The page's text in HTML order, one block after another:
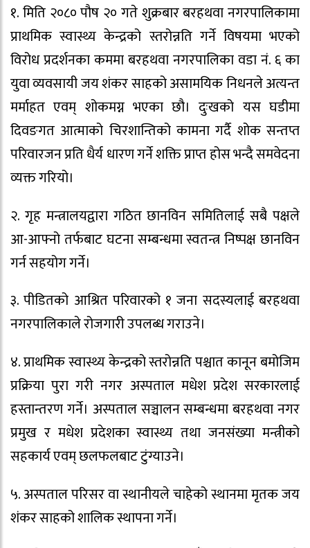
१. मिति २०८० पौष २० गते शुक्रबार बरहथवा नगरपालिकामा
प्राथमिक स्वास्थ्य केन्द्रको स्तरोन्नति गर्ने विषयमा भएको
विरोध प्रदर्शनका कममा बरहथवा नगरपालिका वडा नं. ६ का
युवा व्यवसायी जय शंकर साहको असामयिक निधनले अत्यन्त
मर्माहत एवम् शोकमग्न भएका छौ। दुःखको यस घडीमा
दिवङगत आत्माको चिरशान्तिको कामना गर्दै शोक सन्तप्त
परिवारजन प्रति धैर्य धारण गर्ने शक्ति प्राप्त होस भन्दै समवेदना
व्यक्त गरियो।
२. गृह मन्त्रालयद्वारा गठित छानविन समितिलाई सबै पक्षले
आ-आफ्नो तर्फबाट घटना सम्बन्धमा स्वतन्त्र निष्पक्ष छानविन
गर्न सहयोग गर्ने।
३. पीडितको आश्रित परिवारको १ जना सदस्यलाई बरहथवा
नगरपालिकाले रोजगारी उपलब्ध गराउने।
४. प्राथमिक स्वास्थ्य केन्द्रको स्तरोन्नति पश्चात कानून बमोजिम
प्रक्रिया पुरा गरी नगर अस्पताल मधेश प्रदेश सरकारलाई
हस्तान्तरण गर्ने। अस्पताल सञ्चालन सम्बन्धमा बरहथवा नगर
प्रमुख र मधेश प्रदेशका स्वास्थ्य तथा जनसंख्या मन्त्रीको
सहकार्य एवम् छलफलबाट टुंग्याउने।
५. अस्पताल परिसर वा स्थानीयले चाहेको स्थानमा मृतक जय
शंकर साहको शालिक स्थापना गर्ने।